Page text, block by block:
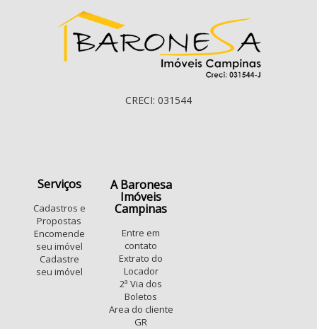
CRECI: 031544
Serviços
Cadastros e
Propostas
Encomende
seu imóvel
Cadastre
seu imóvel
A Baronesa
Imóveis
Campinas
Entre em
contato
Extrato do
Locador
2ª Via dos
Boletos
Area do cliente
GR